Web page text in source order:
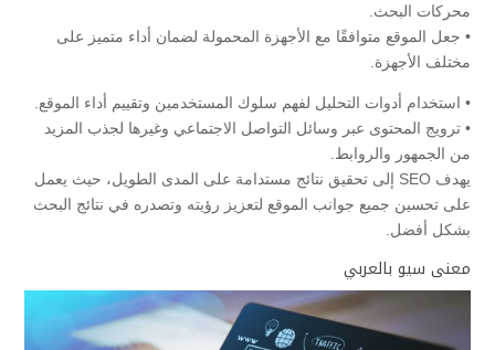
محركات البحث.
• جعل الموقع متوافقًا مع الأجهزة المحمولة لضمان أداء متميز على
مختلف الأجهزة.
• استخدام أدوات التحليل لفهم سلوك المستخدمين وتقييم أداء الموقع.
• ترويج المحتوى عبر وسائل التواصل الاجتماعي وغيرها لجذب المزيد
من الجمهور والروابط.
يهدف SEO إلى تحقيق نتائج مستدامة على المدى الطويل، حيث يعمل
على تحسين جميع جوانب الموقع لتعزيز رؤيته وتصدره في نتائج البحث
بشكل أفضل.
معنى سيو بالعربي